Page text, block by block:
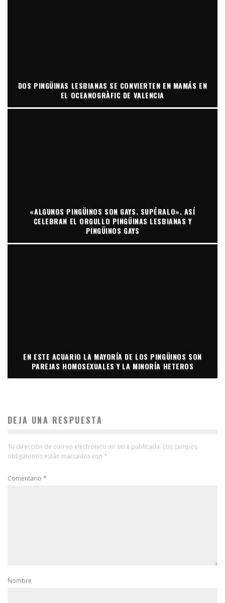
DOS PINGÜINAS LESBIANAS SE CONVIERTEN EN MAMÁS EN
EL OCEANOGRÀFIC DE VALENCIA
«ALGUNOS PINGÜINOS SON GAYS. SUPÉRALO». ASÍ
CELEBRAN EL ORGULLO PINGÜINAS LESBIANAS Y
PINGÜINOS GAYS
EN ESTE ACUARIO LA MAYORÍA DE LOS PINGÜINOS SON
PAREJAS HOMOSEXUALES Y LA MINORÍA HETEROS
DEJA UNA RESPUESTA
Tu dirección de correo electrónico no será publicada. Los campos
obligatorios están marcados con *
Comentario *
Nombre